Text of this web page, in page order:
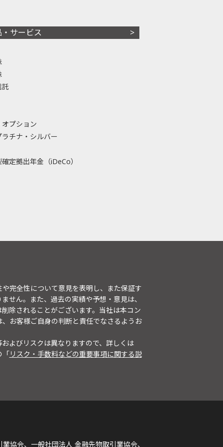
・サービス
託
プション
ラチナ・シルバー
定拠出年金（iDeCo）
完全性について意見を表明し、また保証す
せん。また、過去の実績や予想・意見は、
除されることがございます。当社は本コン
お客様ご自身の判断と責任でなさるようお
よびリスクは異なりますので、詳しくは
「リスク・手数料などの重要事項に関する説
協会、一般社団法人 金融先物取引業協会、